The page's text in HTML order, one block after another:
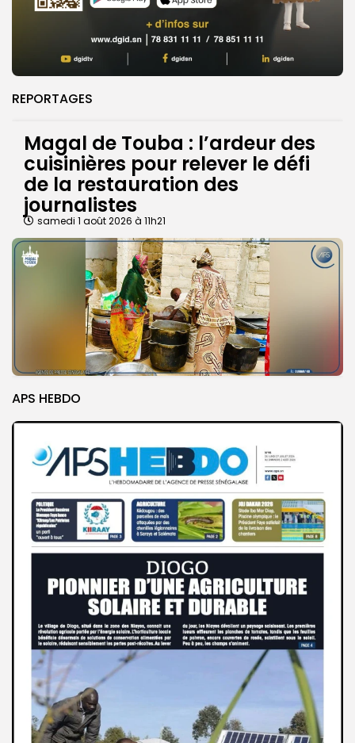
REPORTAGES
Magal de Touba : l’ardeur des
cuisinières pour relever le défi
de la restauration des
journalistes
samedi 1 août 2026 à 11h21
APS HEBDO